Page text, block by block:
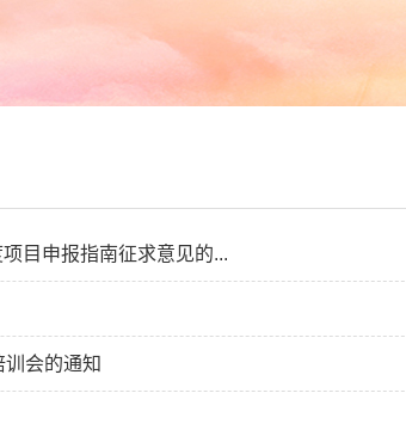
目申报指南征求意见的...
会的通知